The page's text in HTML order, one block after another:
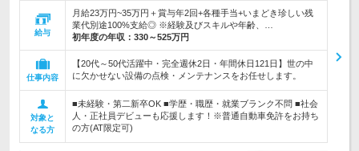
給与
月給23万円~35万円＋賞与年2回+各種手当+いまどき珍しい残
業代別途100%支給◎ ※経験及びスキルや年齢、…
初年度の年収： 330～525万円
仕事内容
【20代～50代活躍中・完全週休2日・年間休日121日】世の中
に欠かせない設備の点検・メンテナンスをお任せします。
対象と
なる方
■未経験・第二新卒OK ■学歴・職歴・就業ブランク不問 ■社会
人・正社員デビューも応援します！※普通自動車免許をお持ち
の方(AT限定可)